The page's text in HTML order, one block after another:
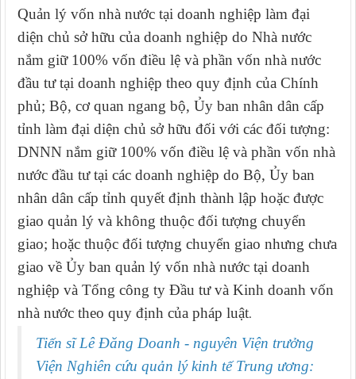
Quản lý vốn nhà nước tại doanh nghiệp làm đại
diện chủ sở hữu của doanh nghiệp do Nhà nước
nắm giữ 100% vốn điều lệ và phần vốn nhà nước
đầu tư tại doanh nghiệp theo quy định của Chính
phủ; Bộ, cơ quan ngang bộ, Ủy ban nhân dân cấp
tỉnh làm đại diện chủ sở hữu đối với các đối tượng:
DNNN nắm giữ 100% vốn điều lệ và phần vốn nhà
nước đầu tư tại các doanh nghiệp do Bộ, Ủy ban
nhân dân cấp tỉnh quyết định thành lập hoặc được
giao quản lý và không thuộc đối tượng chuyển
giao; hoặc thuộc đối tượng chuyển giao nhưng chưa
giao về Ủy ban quản lý vốn nhà nước tại doanh
nghiệp và Tổng công ty Đầu tư và Kinh doanh vốn
nhà nước theo quy định của pháp luật.
Tiến sĩ Lê Đăng Doanh - nguyên Viện trưởng
Viện Nghiên cứu quản lý kinh tế Trung ương: